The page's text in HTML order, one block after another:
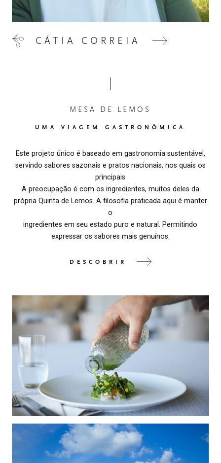
CÁTIA CORREIA
MESA DE LEMOS
UMA VIAGEM GASTRONÔMICA
Este projeto único é baseado em gastronomia sustentável,
servindo sabores sazonais e pratos nacionais, nos quais os
principais
A preocupação é com os ingredientes, muitos deles da
própria Quinta de Lemos. A filosofia praticada aqui é manter
o
ingredientes em seu estado puro e natural. Permitindo
expressar os sabores mais genuínos.
DESCOBRIR